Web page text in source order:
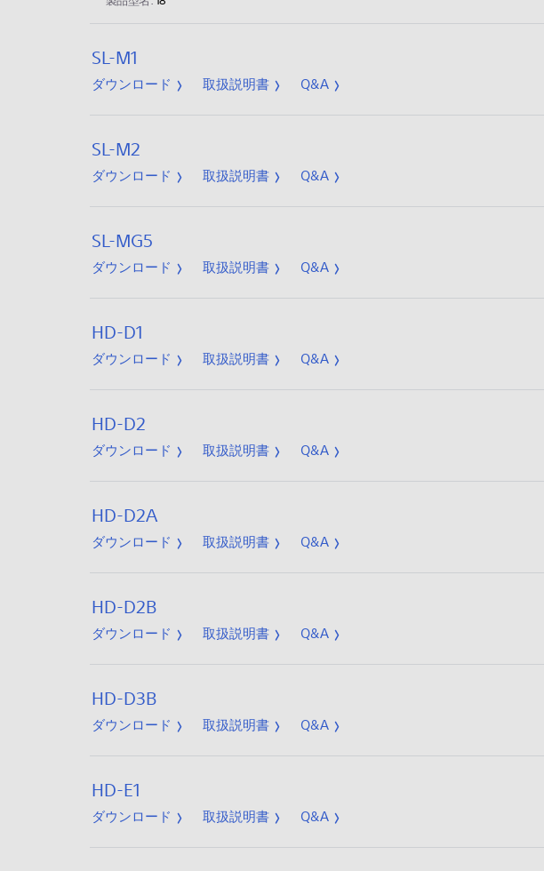
SL-M1
ダウンロード 取扱説明書 Q&A
SL-M2
ダウンロード 取扱説明書 Q&A
SL-MG5
ダウンロード 取扱説明書 Q&A
HD-D1
ダウンロード 取扱説明書 Q&A
HD-D2
ダウンロード 取扱説明書 Q&A
HD-D2A
ダウンロード 取扱説明書 Q&A
HD-D2B
ダウンロード 取扱説明書 Q&A
HD-D3B
ダウンロード 取扱説明書 Q&A
HD-E1
ダウンロード 取扱説明書 Q&A